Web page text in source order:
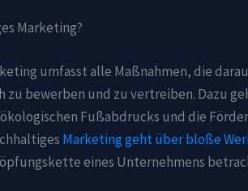
Marketing?
umfasst alle Maßnahmen, die
bewerben und zu vertreiben. Dazu
Fußabdrucks und die
Marketing geht über bloße
eines Unternehmens